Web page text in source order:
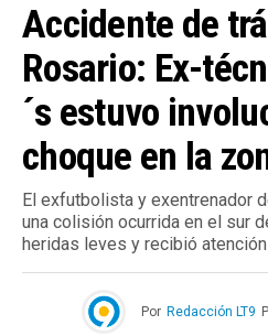
Accidente de
Rosario: Ex-
´s estuvo
choque en la
El exfutbolista y exentrenador
una colisión ocurrida en el sur
heridas leves y recibió
Por Redacción LT9